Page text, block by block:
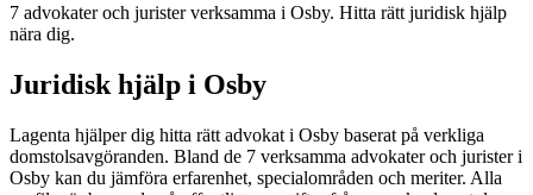
7 advokater och jurister verksamma i Osby. Hitta rätt juridisk hjälp
nära dig.
Juridisk hjälp i Osby
Lagenta hjälper dig hitta rätt advokat i Osby baserat på verkliga
domstolsavgöranden. Bland de 7 verksamma advokater och jurister i
Osby kan du jämföra erfarenhet, specialområden och meriter. Alla